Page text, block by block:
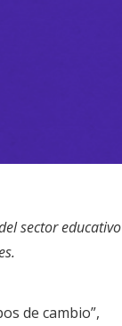
sector educativo
de cambio”,